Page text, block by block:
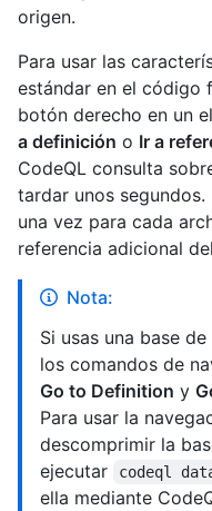
origen.
Para usar las
estándar en el código
botón derecho en un
a definición o Ir a
CodeQL consulta
tardar unos
una vez para cada
referencia adicional
Nota:
Si usas una base
los comandos de
Go to Definition y
Para usar la
descomprimir la
ejecutar
codeql
ella mediante